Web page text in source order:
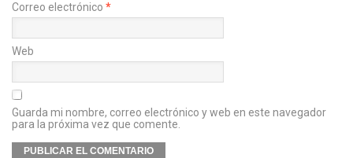
Correo electrónico *
Web
Guarda mi nombre, correo electrónico y web en este navegador
para la próxima vez que comente.